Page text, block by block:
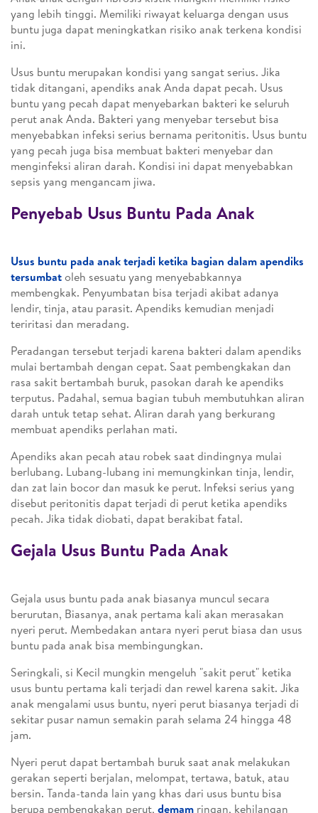
yang lebih tinggi. Memiliki riwayat keluarga dengan usus
buntu juga dapat meningkatkan risiko anak terkena kondisi
ini.
Usus buntu merupakan kondisi yang sangat serius. Jika
tidak ditangani, apendiks anak Anda dapat pecah. Usus
buntu yang pecah dapat menyebarkan bakteri ke seluruh
perut anak Anda. Bakteri yang menyebar tersebut bisa
menyebabkan infeksi serius bernama peritonitis. Usus buntu
yang pecah juga bisa membuat bakteri menyebar dan
menginfeksi aliran darah. Kondisi ini dapat menyebabkan
sepsis yang mengancam jiwa.
Penyebab Usus Buntu Pada Anak
Usus buntu pada anak terjadi ketika bagian dalam apendiks
tersumbatoleh sesuatu yang menyebabkannya
membengkak. Penyumbatan bisa terjadi akibat adanya
lendir, tinja, atau parasit. Apendiks kemudian menjadi
teriritasi dan meradang.
Peradangan tersebut terjadi karena bakteri dalam apendiks
mulai bertambah dengan cepat. Saat pembengkakan dan
rasa sakit bertambah buruk, pasokan darah ke apendiks
terputus. Padahal, semua bagian tubuh membutuhkan aliran
darah untuk tetap sehat. Aliran darah yang berkurang
membuat apendiks perlahan mati.
Apendiks akan pecah atau robek saat dindingnya mulai
berlubang. Lubang-lubang ini memungkinkan tinja, lendir,
dan zat lain bocor dan masuk ke perut. Infeksi serius yang
disebut peritonitis dapat terjadi di perut ketika apendiks
pecah. Jika tidak diobati, dapat berakibat fatal.
Gejala Usus Buntu Pada Anak
Gejala usus buntu pada anak biasanya muncul secara
berurutan, Biasanya, anak pertama kali akan merasakan
nyeri perut. Membedakan antara nyeri perut biasa dan usus
buntu pada anak bisa membingungkan.
Seringkali, si Kecil mungkin mengeluh "sakit perut" ketika
usus buntu pertama kali terjadi dan rewel karena sakit. Jika
anak mengalami usus buntu, nyeri perut biasanya terjadi di
sekitar pusar namun semakin parah selama 24 hingga 48
jam.
Nyeri perut dapat bertambah buruk saat anak melakukan
gerakan seperti berjalan, melompat, tertawa, batuk, atau
bersin. Tanda-tanda lain yang khas dari usus buntu bisa
berupa pembengkakan perut, demam ringan, kehilangan